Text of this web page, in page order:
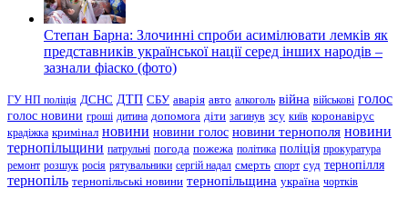
Степан Барна: Злочинні спроби асимілювати лемків як
представників української нації серед інших народів –
зазнали фіаско (фото)
ГУ НП поліція ДСНС ДТП СБУ аварія авто алкоголь війна військові голос
голос новини гроші дитина допомога діти загинув зсу київ коронавірус
крадіжка кримінал новини новини голос новини тернополя новини
тернопільщини патрульні погода пожежа політика поліція прокуратура
ремонт розшук росія рятувальники сергій надал смерть спорт суд тернопілля
тернопіль тернопільські новини тернопільщина україна чортків